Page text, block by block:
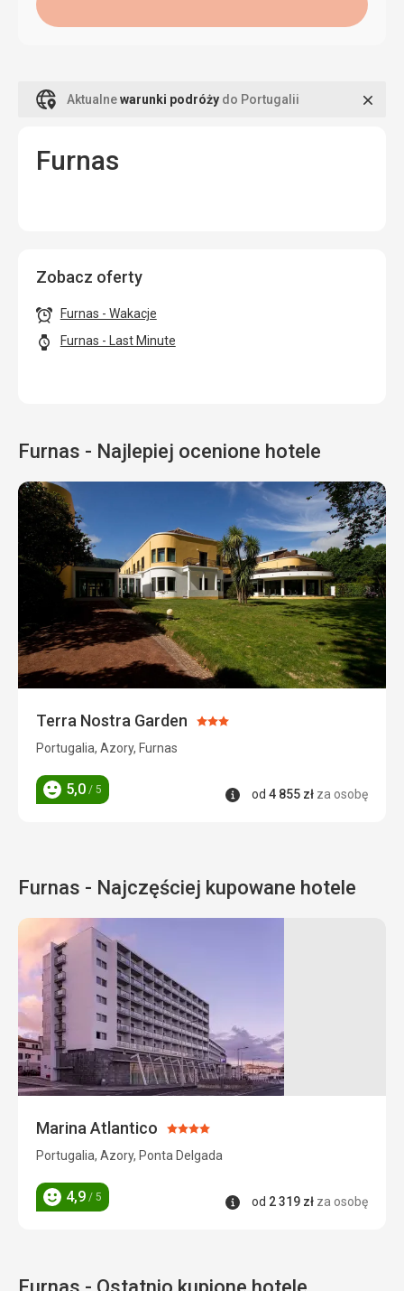
Aktualnewarunki podróży do Portugalii
Furnas
Zobacz oferty
Furnas - Wakacje
Furnas - Last Minute
Furnas - Najlepiej ocenione hotele
Terra Nostra Garden Ocena:
Portugalia, Azory, Furnas
Ocena
5,0 / 5 Informacje
od 4 855 zł za osobę
Furnas - Najczęściej kupowane hotele
Marina Atlantico Ocena:
4/5
Portugalia, Azory, Ponta Delgada
Ocena
4,9 / 5 Informacje
od 2 319 zł za osobę